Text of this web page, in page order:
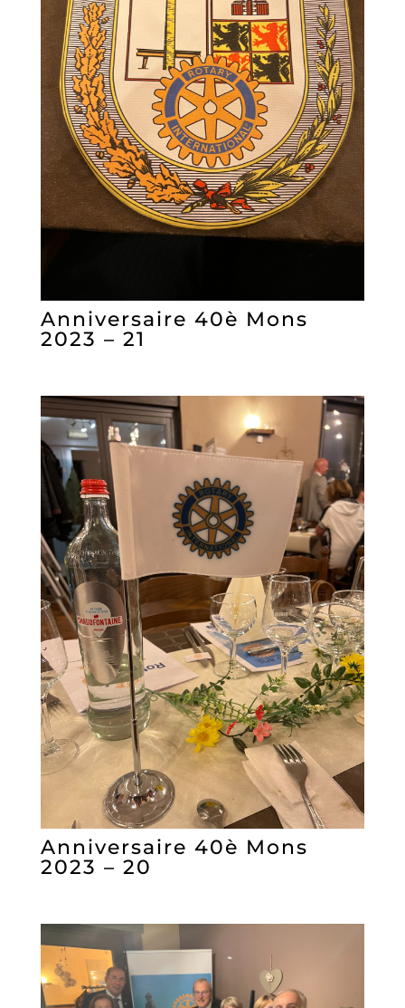
Anniversaire 40è Mons
2023 – 21
Anniversaire 40è Mons
2023 – 20